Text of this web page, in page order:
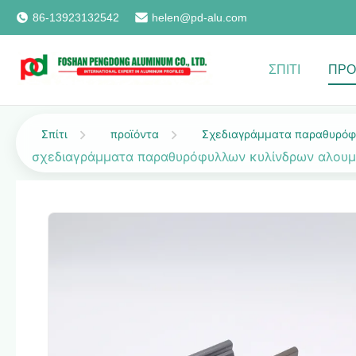
86-13923132542 helen@pd-alu.com
ΣΠΊΤΙ
Σπίτι προϊόντα Σχεδιαγράμματα
σχεδιαγράμματα παραθυρόφυλλων κυλίνδρων